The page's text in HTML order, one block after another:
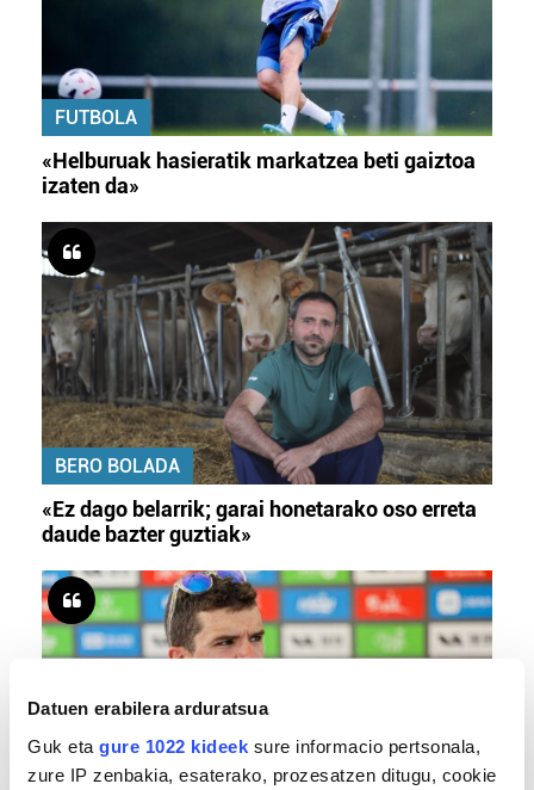
Datuen erabilera arduratsua
Guk eta gure 1022 kideek sure informacio pertsonala,
zure IP zenbakia, esaterako, prozesatzen ditugu, cookie
FUTBOLA
«Helburuak hasieratik markatzea beti gaiztoa
izaten da»
BERO BOLADA
«Ez dago belarrik; garai honetarako oso erreta
daude bazter guztiak»